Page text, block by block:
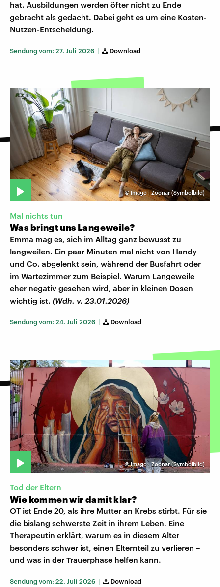
hat. Ausbildungen werden öfter nicht zu Ende
gebracht als gedacht. Dabei geht es um eine Kosten-
Nutzen-Entscheidung.
Sendung vom: 27. Juli 2026 | Download
© Imago | Zoonar (Symbolbild)
Mal nichts tun
Was bringt uns Langeweile?
Emma mag es, sich im Alltag ganz bewusst zu
langweilen. Ein paar Minuten mal nicht von Handy
und Co. abgelenkt sein, während der Busfahrt oder
im Wartezimmer zum Beispiel. Warum Langeweile
eher negativ gesehen wird, aber in kleinen Dosen
wichtig ist. (Wdh. v. 23.01.2026)
Sendung vom: 24. Juli 2026 | Download
©Imago | Zoonar (Symbolbild)
Tod der Eltern
Wie kommen wir damit klar?
OT ist Ende 20, als ihre Mutter an Krebs stirbt. Für sie
die bislang schwerste Zeit in ihrem Leben. Eine
Therapeutin erklärt, warum es in diesem Alter
besonders schwer ist, einen Elternteil zu verlieren –
und was in der Trauerphase helfen kann.
Sendung vom: 22. Juli 2026 | Download